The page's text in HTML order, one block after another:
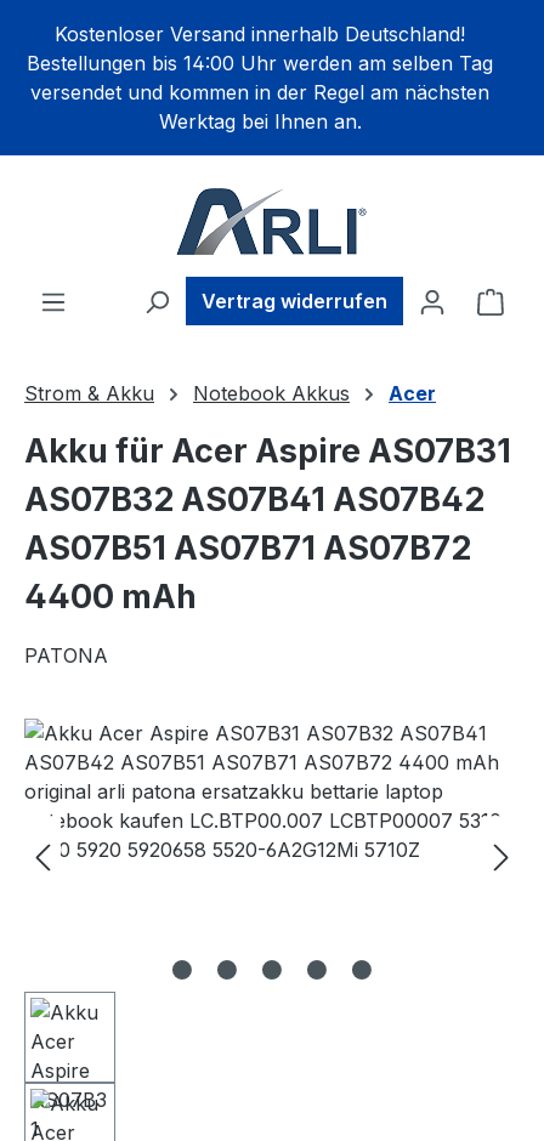
springen
Kostenloser Versand innerhalb Deutschland!
Bestellungen bis 14:00 Uhr werden am selben Tag
versendet und kommen in der Regel am nächsten
Werktag bei Ihnen an.
Vertrag widerrufen
Strom & Akku Notebook Akkus Acer
Akku für Acer Aspire AS07B31
AS07B32 AS07B41 AS07B42
AS07B51 AS07B71 AS07B72
4400 mAh
PATONA
Bildergalerie überspringen